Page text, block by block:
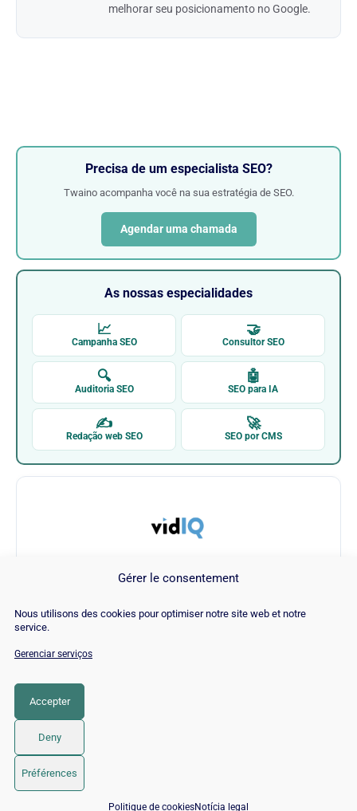
Gérer le consentement
Nous utilisons des cookies pour optimiser notre site web et notre
service.
Gerenciar serviços
Accepter
Deny
Préférences
Politique de cookiesNotícia legal
melhorar seu posicionamento no Google.
Precisa de um especialista SEO?
Twaino acompanha você na sua estratégia de SEO.
Agendar uma chamada
As nossas especialidades
📈
Campanha SEO
🤝
Consultor SEO
🔍
Auditoria SEO
🤖
SEO para IA
✍
Redação web SEO
🚀
SEO por CMS
CATEGORIA
📅 Agendar 15 min com um especialista SEO / GEO